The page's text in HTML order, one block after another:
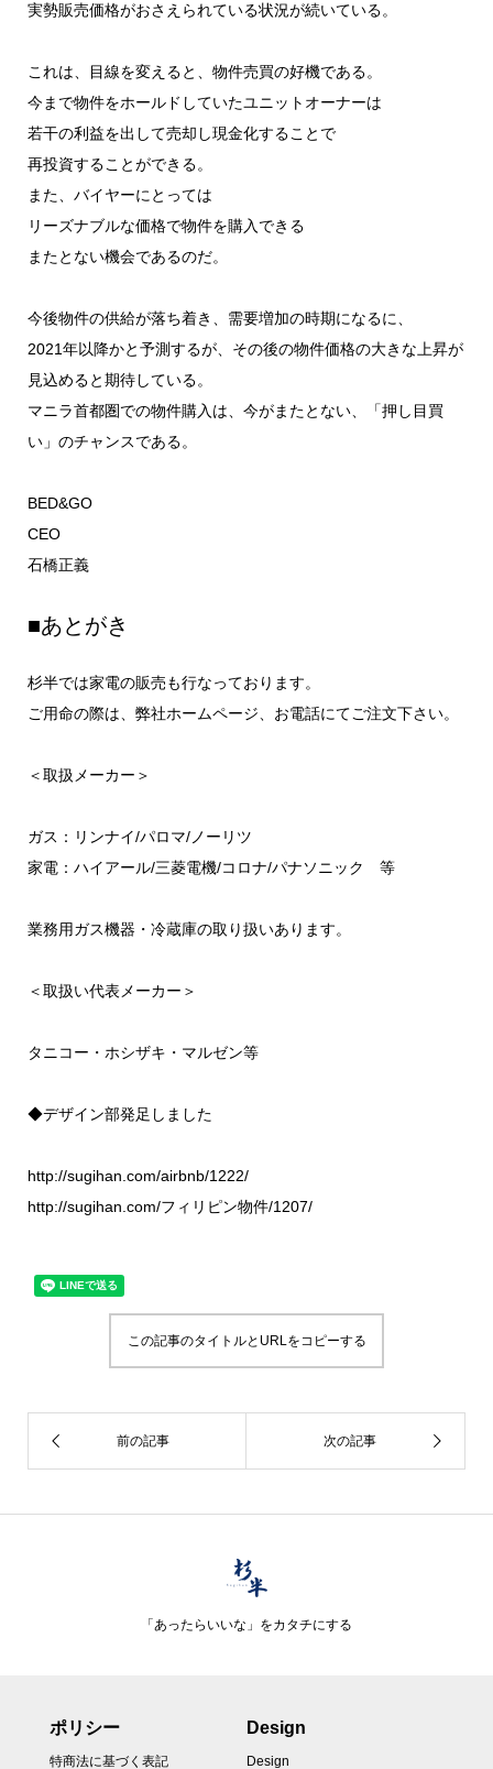
実勢販売価格がおさえられている状況が続いている。
これは、目線を変えると、物件売買の好機である。
今まで物件をホールドしていたユニットオーナーは
若干の利益を出して売却し現金化することで
再投資することができる。
また、バイヤーにとっては
リーズナブルな価格で物件を購入できる
またとない機会であるのだ。
今後物件の供給が落ち着き、需要増加の時期になるに、
2021年以降かと予測するが、その後の物件価格の大きな上昇が
見込めると期待している。
マニラ首都圏での物件購入は、今がまたとない、「押し目買
い」のチャンスである。
BED&GO
CEO
石橋正義
■あとがき
杉半では家電の販売も行なっております。
ご用命の際は、弊社ホームページ、お電話にてご注文下さい。
＜取扱メーカー＞
ガス：リンナイ/パロマ/ノーリツ
家電：ハイアール/三菱電機/コロナ/パナソニック 等
業務用ガス機器・冷蔵庫の取り扱いあります。
＜取扱い代表メーカー＞
タニコー・ホシザキ・マルゼン等
◆デザイン部発足しました
http://sugihan.com/airbnb/1222/
http://sugihan.com/フィリピン物件/1207/
この記事のタイトルとURLをコピーする
「あったらいいな」をカタチにする
ポリシー
特商法に基づく表記
Design
Design